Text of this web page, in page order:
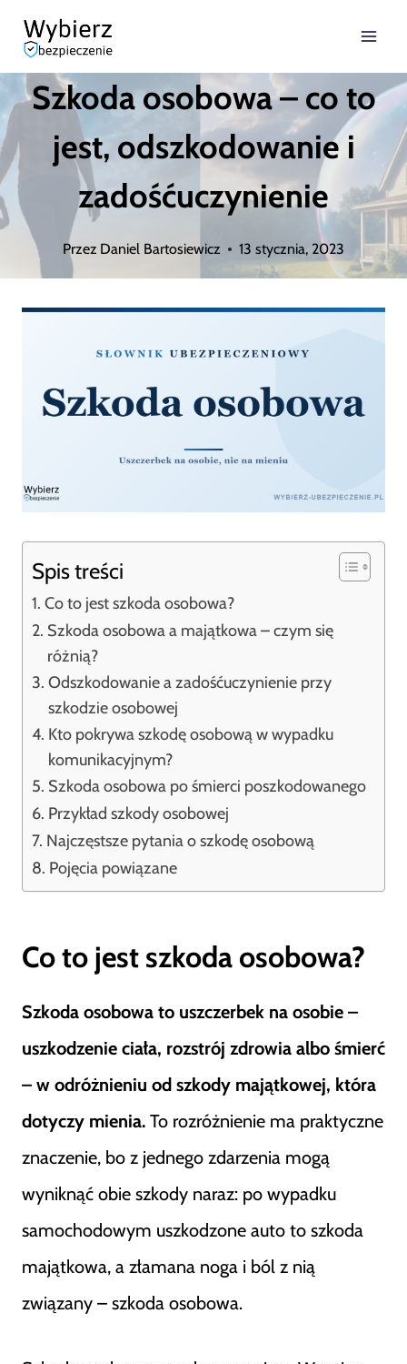
Przejdź
treściSzkoda osobowa – co to
jest, odszkodowanie i
zadośćuczynienie
Przez Daniel Bartosiewicz 13 stycznia, 2023
Spis treści
Co to jest szkoda osobowa?
Szkoda osobowa a majątkowa – czym się
różnią?
Odszkodowanie a zadośćuczynienie przy
szkodzie osobowej
Kto pokrywa szkodę osobową w wypadku
komunikacyjnym?
Szkoda osobowa po śmierci poszkodowanego
Przykład szkody osobowej
Najczęstsze pytania o szkodę osobową
Pojęcia powiązane
Co to jest szkoda osobowa?
Szkoda osobowa to uszczerbek na osobie –
uszkodzenie ciała, rozstrój zdrowia albo śmierć
– w odróżnieniu od szkody majątkowej, która
dotyczy mienia. To rozróżnienie ma praktyczne
znaczenie, bo z jednego zdarzenia mogą
wyniknąć obie szkody naraz: po wypadku
samochodowym uszkodzone auto to szkoda
majątkowa, a złamana noga i ból z nią
związany – szkoda osobowa.